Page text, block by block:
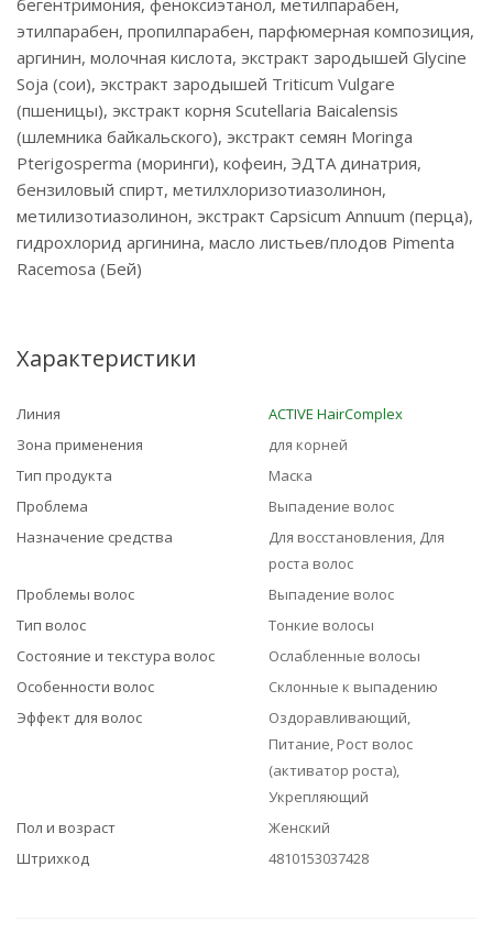
бегентримония, феноксиэтанол, метилпарабен,
этилпарабен, пропилпарабен, парфюмерная композиция,
аргинин, молочная кислота, экстракт зародышей Glycine
Soja (сои), экстракт зародышей Triticum Vulgare
(пшеницы), экстракт корня Scutellaria Baicalensis
(шлемника байкальского), экстракт семян Moringa
Pterigosperma (моринги), кофеин, ЭДТА динатрия,
бензиловый спирт, метилхлоризотиазолинон,
метилизотиазолинон, экстракт Capsicum Annuum (перца),
гидрохлорид аргинина, масло листьев/плодов Pimenta
Racemosa (Бей)
Характеристики
Линия
ACTIVE HairComplex
Зона применения
для корней
Тип продукта
Маска
Проблема
Выпадение волос
Назначение средства
Для восстановления, Для
роста волос
Проблемы волос
Выпадение волос
Тип волос
Тонкие волосы
Состояние и текстура волос
Ослабленные волосы
Особенности волос
Склонные к выпадению
Эффект для волос
Оздоравливающий,
Питание, Рост волос
(активатор роста),
Укрепляющий
Пол и возраст
Женский
Штрихкод
4810153037428